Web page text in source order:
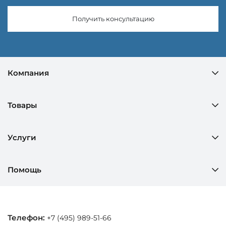
Получить консультацию
Компания
Товары
Услуги
Помощь
Телефон: +7 (495) 989-51-66